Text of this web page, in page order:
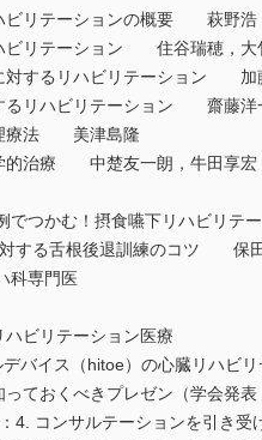
ビリテーションの概要 萩野浩
ビリテーション 住谷瑞穂，大
対するリハビリテーション 加
るリハビリテーション 齋藤洋
療法 美津島隆
的治療 中楚友一朗，牛田享宏
つかむ！摂食嚥下リハビリテ
対する舌根後退訓練のコツ 保
科専門医
ハビリテーション医療
デバイス（hitoe）の心臓リハ
っておくべきプレゼン（学会発
：4. コンサルテーションを引